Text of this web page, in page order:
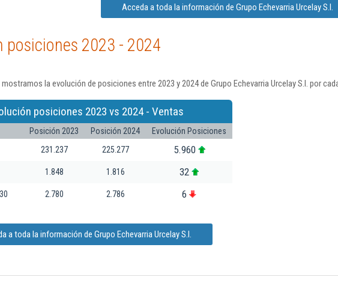
Acceda a toda la información de Grupo Echevarria Urcelay S.l.
posiciones 2023 - 2024
la evolución de posiciones entre 2023 y 2024 de Grupo Echevarria Urcelay S.l. por
posiciones 2023 vs 2024 - Ventas
Posición 2023 Posición 2024
Evolución Posiciones
231.237 225.277 5.960
1.848 1.816 32
2.780 2.786 6
a toda la información de Grupo Echevarria Urcelay S.l.